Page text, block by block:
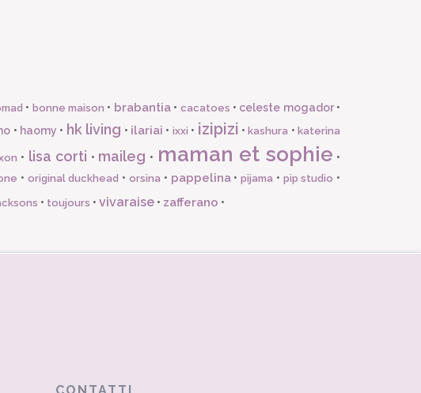
• bonne maison • brabantia• cacatoes • celeste mogador•
• haomy • hk living • ilariai • ixxi • izipizi •kashura •katerina
• lisa corti • maileg • maman et sophie •
• original duckhead • orsina • pappelina•pijama • pip studio •
• toujours • vivaraise • zafferano •